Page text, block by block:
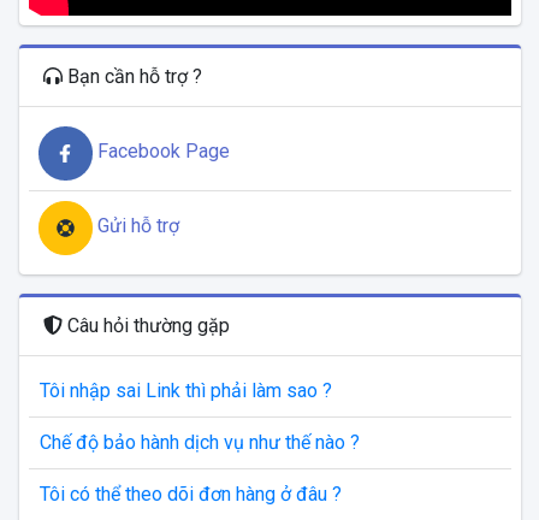
Bạn cần hỗ trợ ?
Facebook Page
Gửi hỗ trợ
Câu hỏi thường gặp
Tôi nhập sai Link thì phải làm sao ?
Chế độ bảo hành dịch vụ như thế nào ?
Tôi có thể theo dõi đơn hàng ở đâu ?